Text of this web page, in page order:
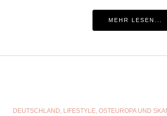
MEHR LESEN...
DEUTSCHLAND, LIFESTYLE, OSTEUROPA UND